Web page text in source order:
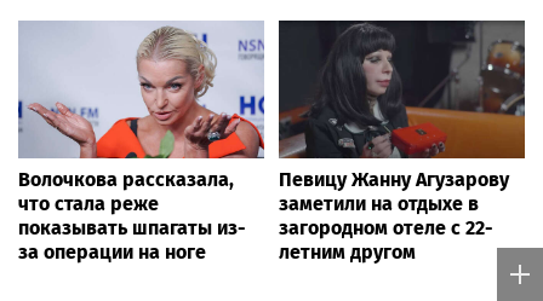
Волочкова рассказала,
что стала реже
показывать шпагаты из-
за операции на ноге
Певицу Жанну Агузарову
заметили на отдыхе в
загородном отеле с 22-
летним другом